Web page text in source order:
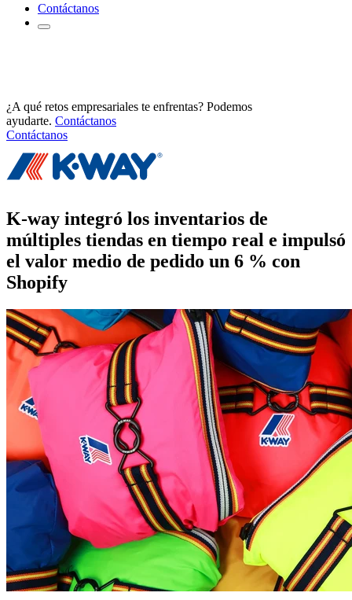
Contáctanos
¿A qué retos empresariales te enfrentas? Podemos
ayudarte. Contáctanos
Contáctanos
K-way integró los inventarios de
múltiples tiendas en tiempo real e impulsó
el valor medio de pedido un 6 % con
Shopify